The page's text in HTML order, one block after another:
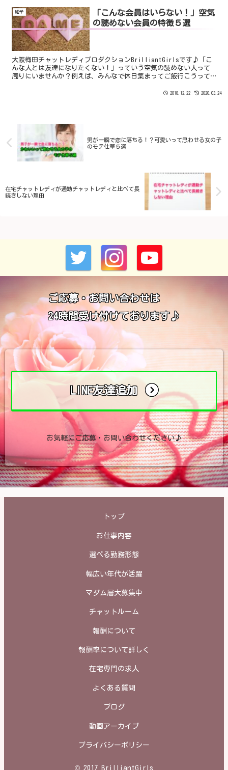
雑学
「こんな会員はいらない！」空気
の読めない会員の特徴５選
大阪梅田チャットレディプロダクションBrilliantGirlsです♪「こ
んな人とは友達になりたくない！」っていう空気の読めない人って
周りにいませんか？例えば、みんなで休日集まってご飯行こうって
2018.12.22 2020.03.24
男が一瞬で恋に落ちる！？可愛いって思わせる女の子
のモテ仕草５選
在宅チャットレディが通勤チャットレディと比べて長
続きしない理由
ご応募・お問い合わせは
24時間受け付けております♪
LINE友達追加
お気軽にご応募・お問い合わせください♪
トップ
お仕事内容
選べる勤務形態
幅広い年代が活躍
マダム層大募集中
チャットルーム
報酬について
報酬率について詳しく
在宅専門の求人
よくある質問
ブログ
動画アーカイブ
プライバシーポリシー
© 2017 BrilliantGirls